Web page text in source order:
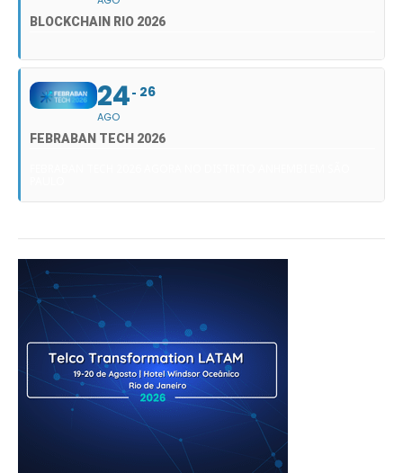
BLOCKCHAIN RIO 2026
24
AGO
26
FEBRABAN TECH 2026